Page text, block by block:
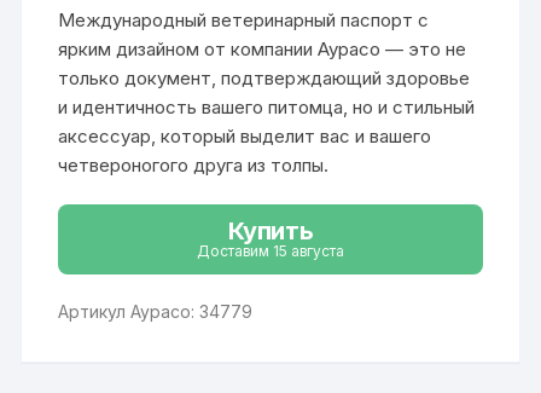
пользовател
ей
933 ₽.
Международный ветеринарный паспорт с
ярким дизайном от компании Аурасо — это не
только документ, подтверждающий здоровье
и идентичность вашего питомца, но и стильный
аксессуар, который выделит вас и вашего
четвероногого друга из толпы.
Купить
Доставим 15 августа
Артикул Аурасо: 34779